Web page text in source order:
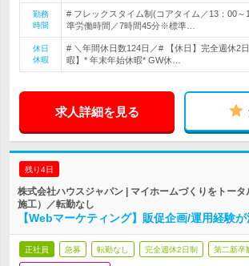
勤務
時間
# フレックスタイム制(コアタイム／13：00
準労働時間／7時間45分※標準…
休日
休暇
# ＼年間休日数124日／# 【休日】完全週休2
暇】* 年末年始休暇* GW休…
求人詳細を見る
残り4日
株式会社ハウスジャパン | マイホームづくりをトータ
施工）／転勤なし
【Webマーケティング】販促企画/運用経験が
正社員 急募 転勤なし 完全週休2日制 第二新卒